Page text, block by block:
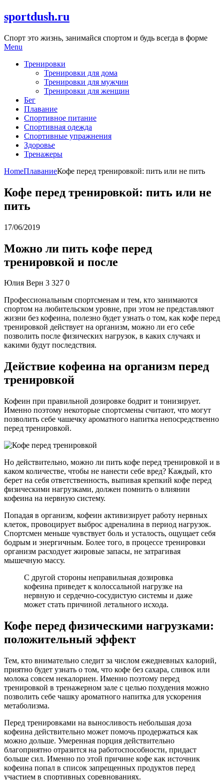
Skip
to
sportdush.ru
Спорт это жизнь, занимайся спортом и будь всегда в форме
Menu
Тренировки
Тренировки для дома
Тренировки для мужчин
Тренировки для женщин
Бег
Плавание
Спортивное питание
Спортивная одежда
Спортивные упражнения
Здоровье
Тренажеры
HomeПлаваниеКофе перед тренировкой: пить или не пить
Кофе перед тренировкой: пить или не
пить
17/06/2019
Можно ли пить кофе перед
тренировкой и после
Юлия Верн 3 327 0
Профессиональным спортсменам и тем, кто занимаются
спортом на любительском уровне, при этом не представляют
жизни без кофеина, полезно будет узнать о том, как кофе перед
тренировкой действует на организм, можно ли его себе
позволить после физических нагрузок, в каких случаях и
какими будут последствия.
Действие кофеина на организм перед
тренировкой
Кофеин при правильной дозировке бодрит и тонизирует.
Именно поэтому некоторые спортсмены считают, что могут
позволить себе чашечку ароматного напитка непосредственно
перед тренировкой.
Но действительно, можно ли пить кофе перед тренировкой и в
каком количестве, чтобы не нанести себе вред? Каждый, кто
берет на себя ответственность, выпивая крепкий кофе перед
физическими нагрузками, должен помнить о влиянии
кофеина на нервную систему.
Попадая в организм, кофеин активизирует работу нервных
клеток, провоцирует выброс адреналина в период нагрузок.
Спортсмен меньше чувствует боль и усталость, ощущает себя
бодрым и энергичным. Более того, в процессе тренировки
организм расходует жировые запасы, не затрагивая
мышечную массу.
С другой стороны неправильная дозировка
кофеина приведет к колоссальной нагрузке на
нервную и сердечно-сосудистую системы и даже
может стать причиной летального исхода.
Кофе перед физическими нагрузками:
положительный эффект
Тем, кто внимательно следит за числом ежедневных калорий,
приятно будет узнать о том, что кофе без сахара, сливок или
молока совсем некалориен. Именно поэтому перед
тренировкой в тренажерном зале с целью похудения можно
позволить себе чашку ароматного напитка для ускорения
метаболизма.
Перед тренировками на выносливость небольшая доза
кофеина действительно может помочь продержаться как
можно дольше. Умеренная порция действительно
благоприятно отразится на работоспособности, придаст
больше сил. Именно по этой причине кофе как источник
кофеина попал в список запрещенных продуктов перед
участием в спортивных соревнованиях.